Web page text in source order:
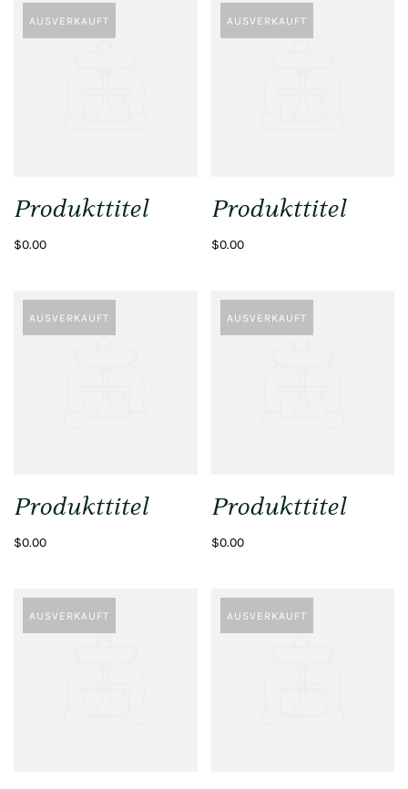
AUSVERKAUFT
Produkttitel
$0.00
AUSVERKAUFT
Produkttitel
$0.00
AUSVERKAUFT
Produkttitel
$0.00
AUSVERKAUFT
Produkttitel
$0.00
AUSVERKAUFT AUSVERKAUFT